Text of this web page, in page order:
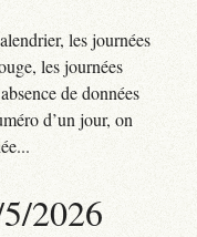
les journées
les journées
de données
d’un jour, on
2026